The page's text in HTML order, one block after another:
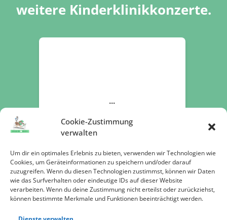
Cookie-Zustimmung
verwalten
Um dir ein optimales Erlebnis zu bieten, verwenden wir Technologien wie
Cookies, um Geräteinformationen zu speichern und/oder darauf
zuzugreifen. Wenn du diesen Technologien zustimmst, können wir Daten
wie das Surfverhalten oder eindeutige IDs auf dieser Website
verarbeiten. Wenn du deine Zustimmung nicht erteilst oder zurückziehst,
können bestimmte Merkmale und Funktionen beeinträchtigt werden.
weitere Kinderklinikkonzerte.